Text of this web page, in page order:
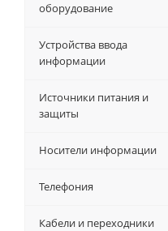
оборудование
Устройства ввода
информации
Источники питания и
защиты
Носители информации
Телефония
Кабели и переходники